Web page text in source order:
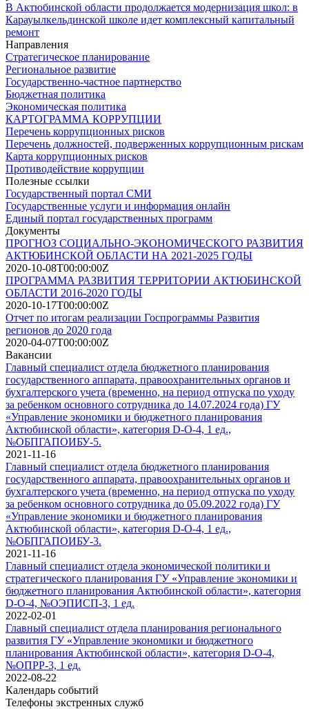
В Актюбинской области продолжается модернизация школ: в
Карауылкельдинской школе идет комплексный капитальный
ремонт
Направления
Стратегическое планирование
Региональное развитие
Государственно-частное партнерство
Бюджетная политика
Экономическая политика
КАРТОГРАММА КОРРУПЦИИ
Перечень коррупционных рисков
Перечень должностей, подверженных коррупционным рискам
Карта коррупционных рисков
Противодействие коррупции
Полезные ссылки
Государственный портал СМИ
Государственные услуги и информация онлайн
Единый портал государственных программ
Документы
ПРОГНОЗ СОЦИАЛЬНО-ЭКОНОМИЧЕСКОГО РАЗВИТИЯ
АКТЮБИНСКОЙ ОБЛАСТИ НА 2021-2025 ГОДЫ
2020-10-08T00:00:00Z
ПРОГРАММА РАЗВИТИЯ ТЕРРИТОРИИ АКТЮБИНСКОЙ
ОБЛАСТИ 2016-2020 ГОДЫ
2020-10-17T00:00:00Z
Отчет по итогам реализации Госпрограммы Развития
регионов до 2020 года
2020-04-07T00:00:00Z
Вакансии
Главный специалист отдела бюджетного планирования
государственного аппарата, правоохранительных органов и
бухгалтерского учета (временно, на период отпуска по уходу
за ребенком основного сотрудника до 14.07.2024 года) ГУ
«Управление экономики и бюджетного планирования
Актюбинской области», категория D-O-4, 1 ед.,
№ОБПГАПОИБУ-5.
2021-11-16
Главный специалист отдела бюджетного планирования
государственного аппарата, правоохранительных органов и
бухгалтерского учета (временно, на период отпуска по уходу
за ребенком основного сотрудника до 05.09.2022 года) ГУ
«Управление экономики и бюджетного планирования
Актюбинской области», категория D-O-4, 1 ед.,
№ОБПГАПОИБУ-3.
2021-11-16
Главный специалист отдела экономической политики и
стратегического планирования ГУ «Управление экономики и
бюджетного планирования Актюбинской области», категория
D-O-4, №ОЭПИСП-3, 1 ед.
2022-02-01
Главный специалист отдела планирования регионального
развития ГУ «Управление экономики и бюджетного
планирования Актюбинской области», категория D-O-4,
№ОПРР-3, 1 ед.
2022-08-22
Календарь событий
Телефоны экстренных служб